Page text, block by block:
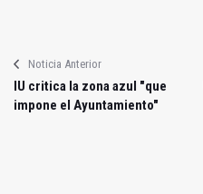
Noticia Anterior
IU critica la zona azul "que
impone el Ayuntamiento"